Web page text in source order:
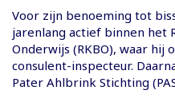
Voor zijn benoeming tot
jarenlang actief binnen het
Onderwijs (RKBO), waar hij
consulent-inspecteur.
Pater Ahlbrink Stichting